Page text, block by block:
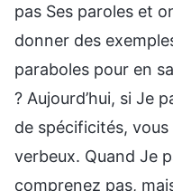
pas Ses paroles et
donner des
paraboles pour en
? Aujourd’hui, si Je
de spécificités, vous
verbeux. Quand Je
comprenez pas,